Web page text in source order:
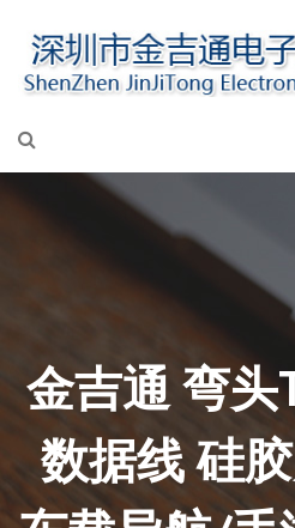
金吉通 弯头
数据线 硅